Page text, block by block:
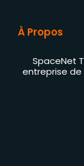
À Propos
SpaceNet
entreprise